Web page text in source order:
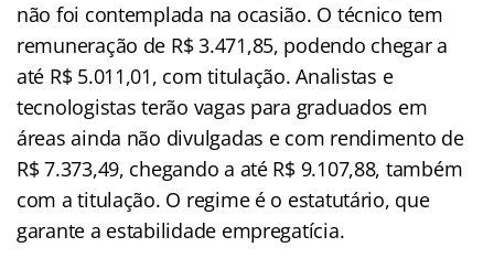
não foi contemplada na ocasião. O técnico tem
remuneração de R$ 3.471,85, podendo chegar a
até R$ 5.011,01, com titulação. Analistas e
tecnologistas terão vagas para graduados em
áreas ainda não divulgadas e com rendimento de
R$ 7.373,49, chegando a até R$ 9.107,88, também
com a titulação. O regime é o estatutário, que
garante a estabilidade empregatícia.